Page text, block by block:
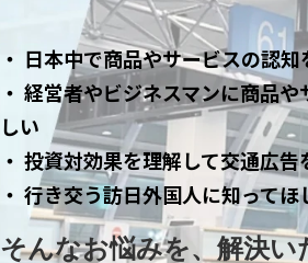
・ 日本中で商品やサービスの認
・ 経営者やビジネスマンに商品
しい
・ 投資対効果を理解して交通広
・ 行き交う訪日外国人に知ってほ
そんなお悩みを、解決い